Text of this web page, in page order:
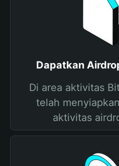
Dapatkan
Di area aktivitas
telah
aktivitas